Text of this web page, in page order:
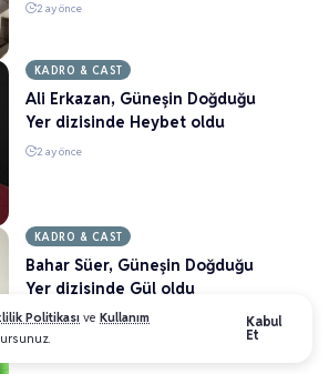
Politikası ve Kullanım
Kabul
Et
2 ay önce
KADRO & CAST
Ali Erkazan, Güneşin Doğduğu
Yer dizisinde Heybet oldu
2 ay önce
KADRO & CAST
Bahar Süer, Güneşin Doğduğu
Yer dizisinde Gül oldu
2 ay önce